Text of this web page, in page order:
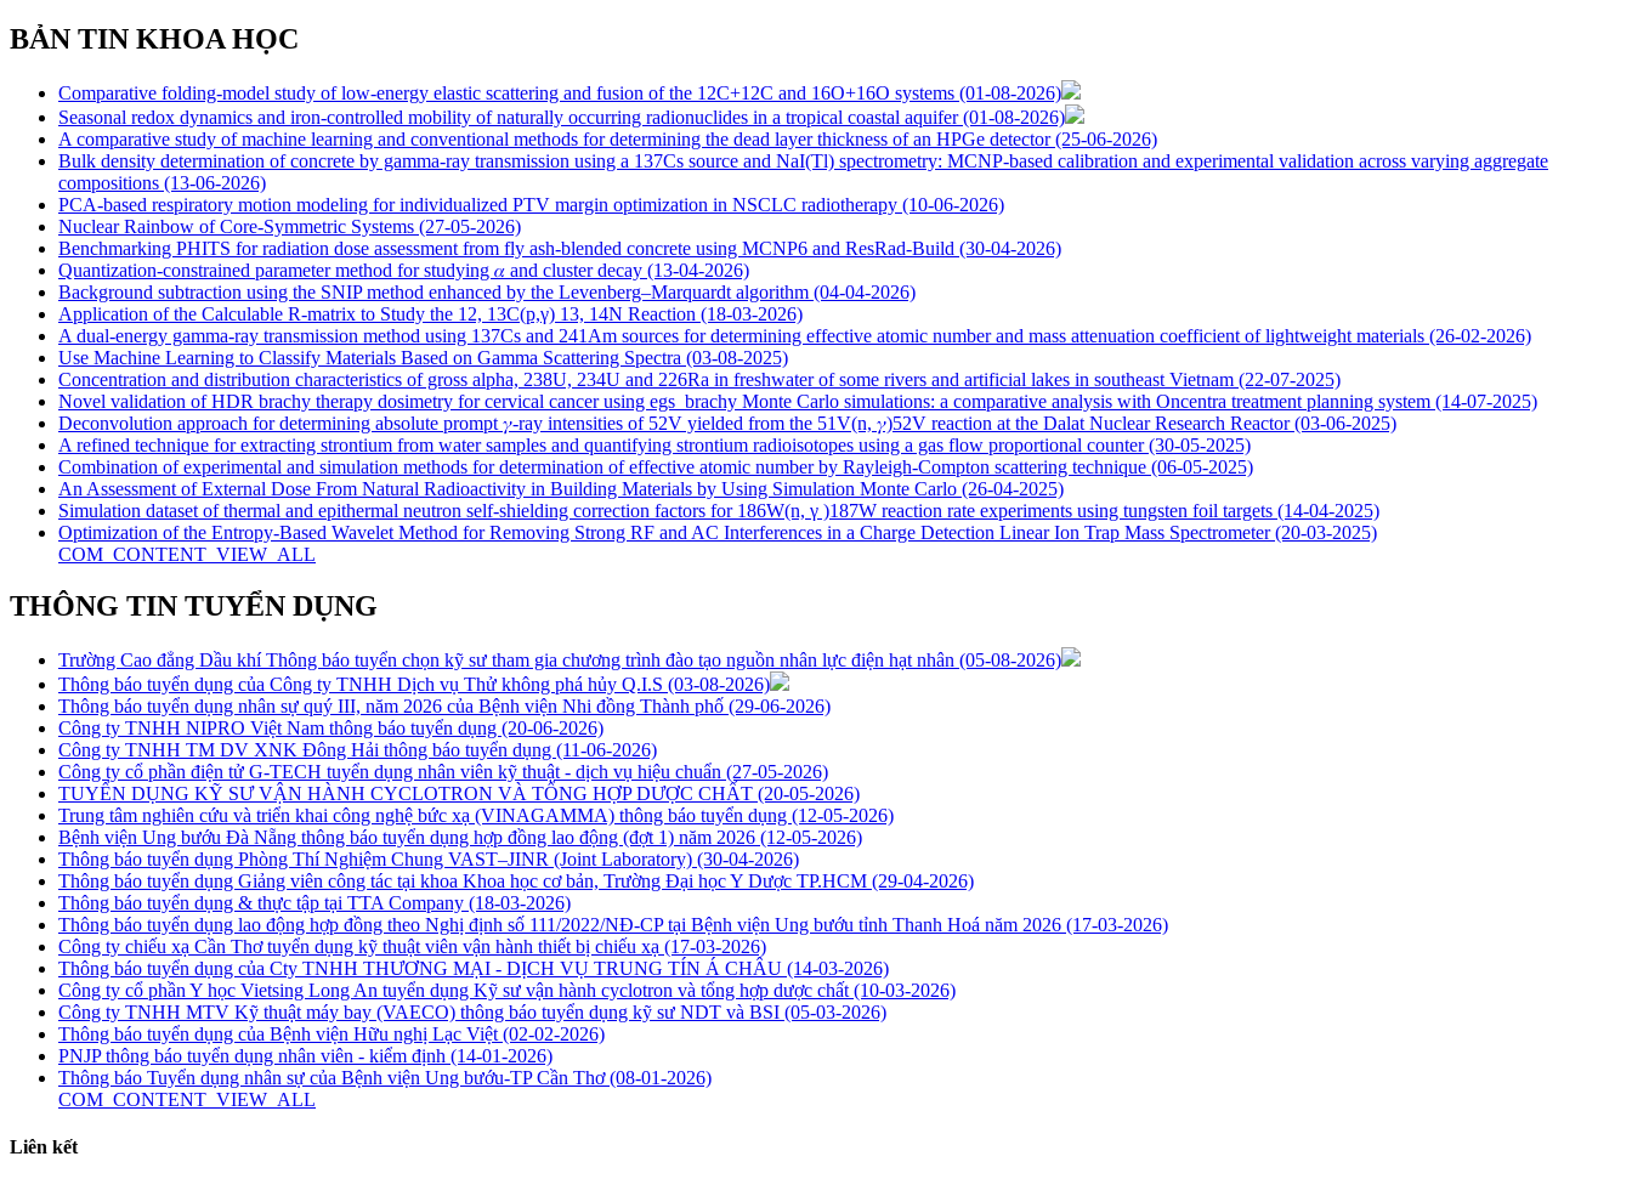
BẢN TIN KHOA HỌC
Comparative folding-model study of low-energy elastic scattering and fusion of the 12C+12C and 16O+16O systems (01-08-2026)
Seasonal redox dynamics and iron‑controlled mobility of naturally occurring radionuclides in a tropical coastal aquifer(01-08-2026)
A comparative study of machine learning and conventional methods for determining the dead layer thickness of an HPGe detector(25-06-2026)
Bulk density determination of concrete by gamma-ray transmission using a 137Cs source and NaI(Tl) spectrometry: MCNP-based calibration and experimental validation across varying aggregate
compositions (13-06-2026)
PCA-based respiratory motion modeling for individualized PTV margin optimization in NSCLC radiotherapy (10-06-2026)
Nuclear Rainbow of Core-Symmetric Systems (27-05-2026)
Benchmarking PHITS for radiation dose assessment from fly ash-blended concrete using MCNP6 and ResRad-Build (30-04-2026)
Quantization-constrained parameter method for studying 𝛼 and cluster decay (13-04-2026)
Background subtraction using the SNIP method enhanced by the Levenberg–Marquardt algorithm (04-04-2026)
Application of the Calculable R-matrix to Study the 12, 13C(p,γ) 13, 14N Reaction (18-03-2026)
A dual-energy gamma-ray transmission method using 137Cs and 241Am sources for determining effective atomic number and mass attenuation coefficient of lightweight materials (26-02-2026)
Use Machine Learning to Classify Materials Based on Gamma Scattering Spectra (03-08-2025)
Concentration and distribution characteristics of gross alpha, 238U, 234U and 226Ra in freshwater of some rivers and artificial lakes in southeast Vietnam (22-07-2025)
Novel validation of HDR brachy therapy dosimetry for cervical cancer using egs_brachy Monte Carlo simulations: a comparative analysis with Oncentra treatment planning system (14-07-2025)
Deconvolution approach for determining absolute prompt 𝛾-ray intensities of 52V yielded from the 51V(n, 𝛾)52V reaction at the Dalat Nuclear Research Reactor(03-06-2025)
A refined technique for extracting strontium from water samples and quantifying strontium radioisotopes using a gas flow proportional counter(30-05-2025)
Combination of experimental and simulation methods for determination of effective atomic number by Rayleigh-Compton scattering technique (06-05-2025)
An Assessment of External Dose From Natural Radioactivity in Building Materials by Using Simulation Monte Carlo (26-04-2025)
Simulation dataset of thermal and epithermal neutron self-shielding correction factors for 186W(n, γ )187W reaction rate experiments using tungsten foil targets (14-04-2025)
Optimization of the Entropy-Based Wavelet Method for Removing Strong RF and AC Interferences in a Charge Detection Linear Ion Trap Mass Spectrometer(20-03-2025)
COM_CONTENT_VIEW_ALL
THÔNG TIN TUYỂN DỤNG
Trường Cao đẳng Dầu khí Thông báo tuyển chọn kỹ sư tham gia chương trình đào tạo nguồn nhân lực điện hạt nhân (05-08-2026)
Thông báo tuyển dụng của Công ty TNHH Dịch vụ Thử không phá hủy Q.I.S (03-08-2026)
Thông báo tuyển dụng nhân sự quý III, năm 2026 của Bệnh viện Nhi đồng Thành phố (29-06-2026)
Công ty TNHH NIPRO Việt Nam thông báo tuyển dụng (20-06-2026)
Công ty TNHH TM DV XNK Đông Hải thông báo tuyển dụng (11-06-2026)
Công ty cổ phần điện tử G-TECH tuyển dụng nhân viên kỹ thuật - dịch vụ hiệu chuẩn (27-05-2026)
TUYỂN DỤNG KỸ SƯ VẬN HÀNH CYCLOTRON VÀ TỔNG HỢP DƯỢC CHẤT (20-05-2026)
Trung tâm nghiên cứu và triển khai công nghệ bức xạ (VINAGAMMA) thông báo tuyển dụng (12-05-2026)
Bệnh viện Ung bướu Đà Nẵng thông báo tuyển dụng hợp đồng lao động (đợt 1) năm 2026 (12-05-2026)
Thông báo tuyển dụng Phòng Thí Nghiệm Chung VAST–JINR (Joint Laboratory) (30-04-2026)
Thông báo tuyển dụng Giảng viên công tác tại khoa Khoa học cơ bản, Trường Đại học Y Dược TP.HCM (29-04-2026)
Thông báo tuyển dụng & thực tập tại TTA Company (18-03-2026)
Thông báo tuyển dụng lao động hợp đồng theo Nghị định số 111/2022/NĐ-CP tại Bệnh viện Ung bướu tỉnh Thanh Hoá năm 2026 (17-03-2026)
Công ty chiếu xạ Cần Thơ tuyển dụng kỹ thuật viên vận hành thiết bị chiếu xạ (17-03-2026)
Thông báo tuyển dụng của Cty TNHH THƯƠNG MẠI - DỊCH VỤ TRUNG TÍN Á CHÂU (14-03-2026)
Công ty cổ phần Y học Vietsing Long An tuyển dụng Kỹ sư vận hành cyclotron và tổng hợp dược chất (10-03-2026)
Công ty TNHH MTV Kỹ thuật máy bay (VAECO) thông báo tuyển dụng kỹ sư NDT và BSI (05-03-2026)
Thông báo tuyển dụng của Bệnh viện Hữu nghị Lạc Việt (02-02-2026)
PNJP thông báo tuyển dụng nhân viên - kiểm định (14-01-2026)
Thông báo Tuyển dụng nhân sự của Bệnh viện Ung bướu-TP Cần Thơ(08-01-2026)
COM_CONTENT_VIEW_ALL
Liên kết